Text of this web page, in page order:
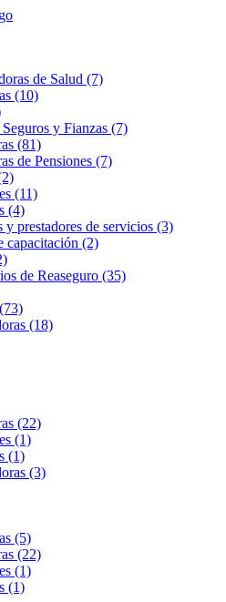
de Salud (7)
(10)
y Fianzas (7)
(81)
de Pensiones (7)
(11)
(4)
y prestadores de servicios (3)
capacitación (2)
de Reaseguro (35)
(18)
(22)
(1)
(1)
(3)
(5)
(22)
(1)
(1)